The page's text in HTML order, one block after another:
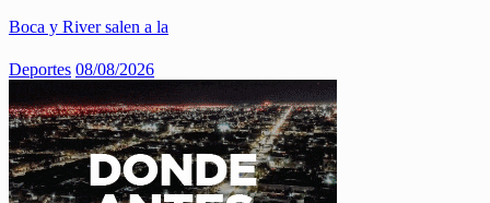
Boca y River salen a la
Deportes 08/08/2026